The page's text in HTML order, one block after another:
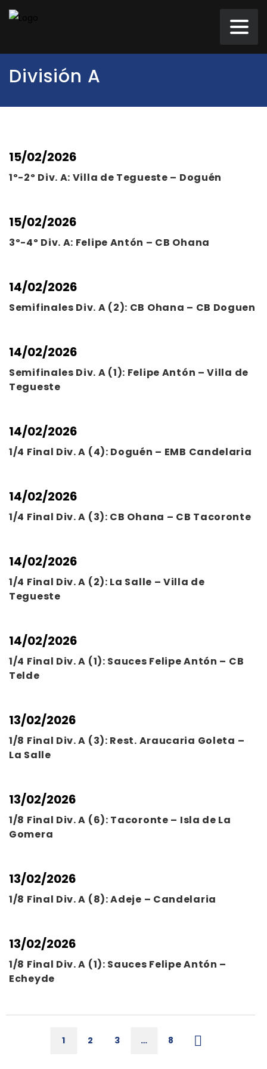
División A
15/02/2026
1º-2º Div. A: Villa de Tegueste – Doguén
15/02/2026
3º-4º Div. A: Felipe Antón – CB Ohana
14/02/2026
Semifinales Div. A (2): CB Ohana – CB Doguen
14/02/2026
Semifinales Div. A (1): Felipe Antón – Villa de
Tegueste
14/02/2026
1/4 Final Div. A (4): Doguén – EMB Candelaria
14/02/2026
1/4 Final Div. A (3): CB Ohana – CB Tacoronte
14/02/2026
1/4 Final Div. A (2): La Salle – Villa de
Tegueste
14/02/2026
1/4 Final Div. A (1): Sauces Felipe Antón – CB
Telde
13/02/2026
1/8 Final Div. A (3): Rest. Araucaria Goleta –
La Salle
13/02/2026
1/8 Final Div. A (6): Tacoronte – Isla de La
Gomera
13/02/2026
1/8 Final Div. A (8): Adeje – Candelaria
13/02/2026
1/8 Final Div. A (1): Sauces Felipe Antón –
Echeyde
1 2 3 … 8